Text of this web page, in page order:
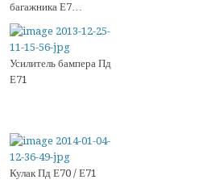
багажника Е7…
Усилитель бампера Пд
Е71
Кулак Пд Е70 / Е71